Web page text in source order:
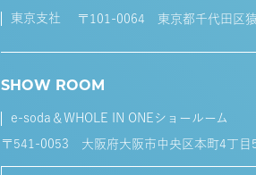
東京支社 〒101-0064 東京都千代田区
SHOW ROOM
e-soda＆WHOLE IN ONEショールーム
〒541-0053 大阪府大阪市中央区本町4丁目